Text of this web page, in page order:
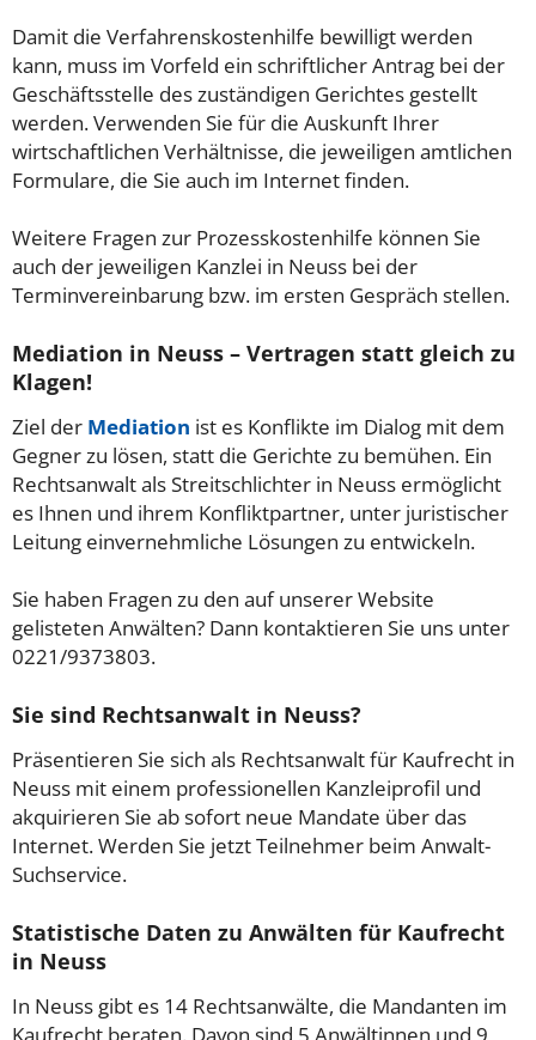
Damit die Verfahrenskostenhilfe bewilligt werden
kann, muss im Vorfeld ein schriftlicher Antrag bei der
Geschäftsstelle des zuständigen Gerichtes gestellt
werden. Verwenden Sie für die Auskunft Ihrer
wirtschaftlichen Verhältnisse, die jeweiligen amtlichen
Formulare, die Sie auch im Internet finden.
Weitere Fragen zur Prozesskostenhilfe können Sie
auch der jeweiligen Kanzlei in Neuss bei der
Terminvereinbarung bzw. im ersten Gespräch stellen.
Mediation in Neuss – Vertragen statt gleich zu
Klagen!
Ziel der Mediation ist es Konflikte im Dialog mit dem
Gegner zu lösen, statt die Gerichte zu bemühen. Ein
Rechtsanwalt als Streitschlichter in Neuss ermöglicht
es Ihnen und ihrem Konfliktpartner, unter juristischer
Leitung einvernehmliche Lösungen zu entwickeln.
Sie haben Fragen zu den auf unserer Website
gelisteten Anwälten? Dann kontaktieren Sie uns unter
0221/9373803.
Sie sind Rechtsanwalt in Neuss?
Präsentieren Sie sich als Rechtsanwalt für Kaufrecht in
Neuss mit einem professionellen Kanzleiprofil und
akquirieren Sie ab sofort neue Mandate über das
Internet. Werden Sie jetzt Teilnehmer beim Anwalt-
Suchservice.
Statistische Daten zu Anwälten für Kaufrecht
in Neuss
In Neuss gibt es 14 Rechtsanwälte, die Mandanten im